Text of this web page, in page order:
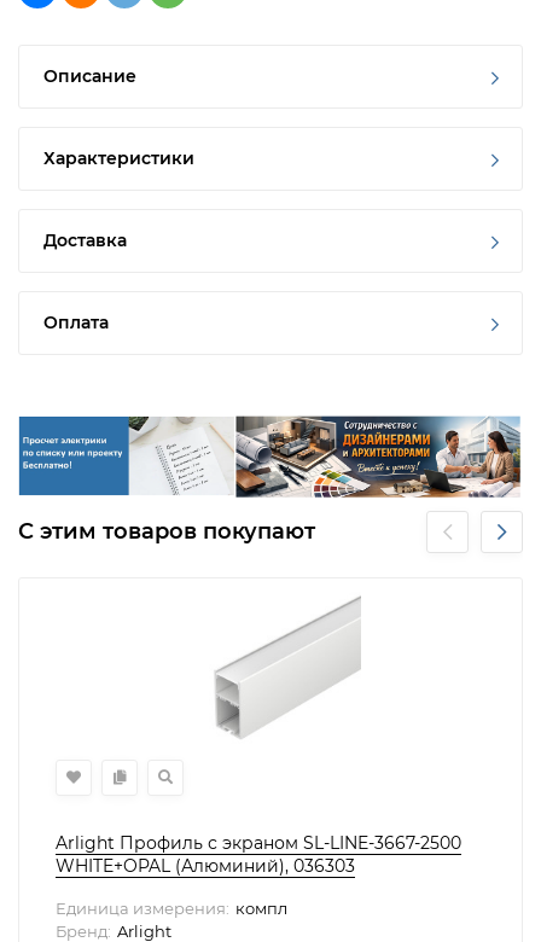
Описание
Характеристики
Доставка
Оплата
С этим товаров покупают
Arlight Профиль с экраном SL-LINE-3667-2500
WHITE+OPAL (Алюминий), 036303
Единица измерения: компл
Бренд: Arlight